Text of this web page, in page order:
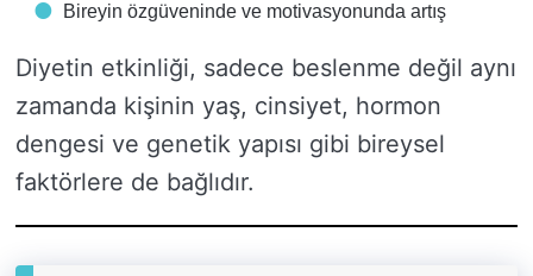
Bireyin özgüveninde ve motivasyonunda artış
Diyetin etkinliği, sadece beslenme değil aynı
zamanda kişinin yaş, cinsiyet, hormon
dengesi ve genetik yapısı gibi bireysel
faktörlere de bağlıdır.